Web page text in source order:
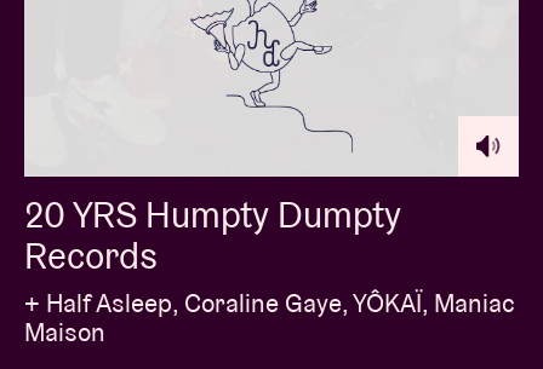
20 YRS Humpty Dumpty
Records
+ Half Asleep, Coraline Gaye, YÔKAÏ, Maniac
Maison